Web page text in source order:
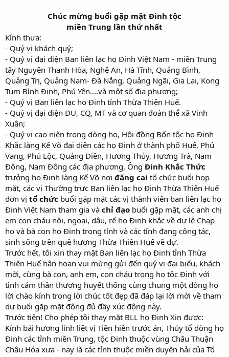
Chúc mừng buổi gặp mặt Đinh tộc
miền Trung lần thứ nhất
Kính thưa:
- Quý vị khách quý;
- Quý vị đại diện Ban liên lạc họ Đinh Việt Nam - miền Trung
tây Nguyên Thanh Hóa, Nghệ An, Hà Tĩnh, Quảng Bình,
Quảng Trị, Quảng Nam- Đà Nẵng, Quảng Ngãi, Gia Lai, Kong
Tum Bình Định, Phú Yên....và một số địa phương;
- Quý vị Ban liên lạc họ Đinh tỉnh Thừa Thiên Huế.
- Quý vị đại diện ĐU, CQ, MT và cơ quan đoàn thể xã Vinh
Xuân;
- Quý vị cao niên trong dòng họ, Hội đồng Bổn tộc họ Đinh
Khắc làng Kế Võ đại diện các họ Đinh ở thành phố Huế, Phú
Vang, Phú Lộc, Quảng Điền, Hương Thủy, Hương Trà, Nam
Đông, Nam Đông các địa phương, Ông Đinh Khắc Thức
trưởng họ Đinh làng Kế Võ nơi đăng cai tổ chức buổi họp
mặt, các vị Thường trực Ban liên lạc họ Đinh Thừa Thiên Huế
đơn vị tổ chức buổi gặp mặt các vị thành viên ban liên lạc họ
Đinh Việt Nam tham gia và chỉ đạo buổi gặp mặt, các anh chị
em con cháu nội, ngoại, dâu, rể họ Đinh khắc về dự lễ Chạp
họ và bà con họ Đinh trong tỉnh và các tỉnh đang công tác,
sinh sống trên quê hương Thừa Thiên Huế về dự.
Trước hết, tôi xin thay mặt Ban liên lạc họ Đinh tỉnh Thừa
Thiên Huế hân hoan vui mừng gửi đến quý vị đại biểu, khách
mời, cùng bà con, anh em, con cháu trong họ tộc Đinh với
tình cảm thân thương huyết thống cùng chung một dòng họ
lời chào kính trọng lời chúc tốt đẹp đã đáp lại lời mời về tham
dự buổi gặp mặt đông đủ đầy xúc động này.
Trước tiên! Cho phép tôi thay mặt BLL họ Đinh Xin được:
Kính bái hương linh liệt vị Tiền hiền trước án, Thủy tổ dòng họ
Đinh các tỉnh miền Trung, tộc Đinh thuộc vùng Châu Thuận
Châu Hóa xưa - nay là các tỉnh thuộc miền duyên hải của Tổ